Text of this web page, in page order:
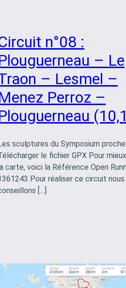
n°08 :
– Le
– Lesmel –
Perroz –
sculptures du Symposium
le fichier GPX Pour
carte, voici la Référence Open
Pour réaliser ce circuit nous
[…]